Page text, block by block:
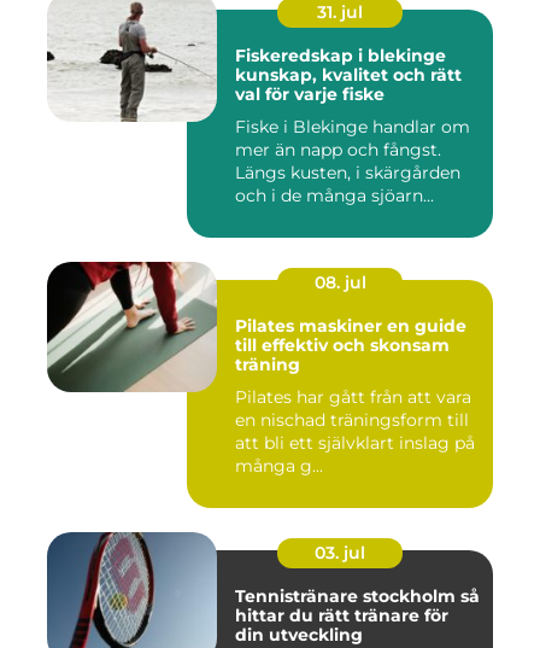
31. jul
Fiskeredskap i blekinge
kunskap, kvalitet och rätt
val för varje fiske
Fiske i Blekinge handlar om
mer än napp och fångst.
Längs kusten, i skärgården
och i de många sjöarn...
08. jul
Pilates maskiner en guide
till effektiv och skonsam
träning
Pilates har gått från att vara
en nischad träningsform till
att bli ett självklart inslag på
många g...
03. jul
Tennistränare stockholm så
hittar du rätt tränare för
din utveckling